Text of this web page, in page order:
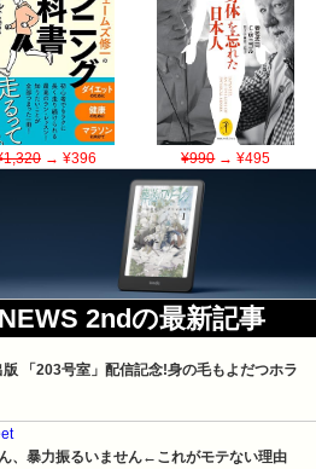
→ ¥396 ¥990→ ¥495
2ndの最新記事
「203号室」配信記念!身の毛もよだつホラ
、暴力振るいません←これがモテない理由